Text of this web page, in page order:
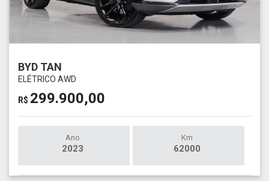
BYD TAN
ELÉTRICO AWD
R$ 299.900,00
Ano
2023
Km
62000